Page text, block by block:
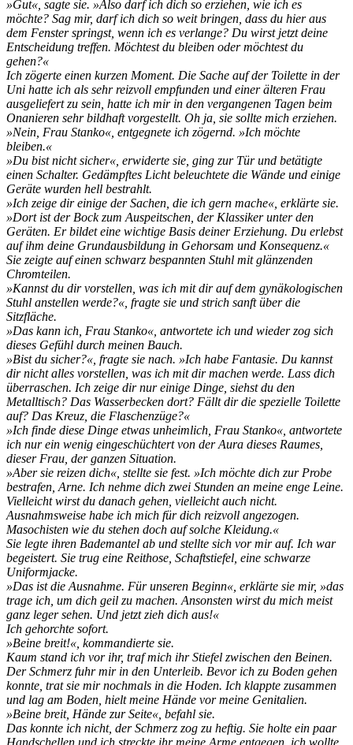
»Gut«, sagte sie. »Also darf ich dich so erziehen, wie ich es
möchte? Sag mir, darf ich dich so weit bringen, dass du hier aus
dem Fenster springst, wenn ich es verlange? Du wirst jetzt deine
Entscheidung treffen. Möchtest du bleiben oder möchtest du
gehen?«
Ich zögerte einen kurzen Moment. Die Sache auf der Toilette in der
Uni hatte ich als sehr reizvoll empfunden und einer älteren Frau
ausgeliefert zu sein, hatte ich mir in den vergangenen Tagen beim
Onanieren sehr bildhaft vorgestellt. Oh ja, sie sollte mich erziehen.
»Nein, Frau Stanko«, entgegnete ich zögernd. »Ich möchte
bleiben.«
»Du bist nicht sicher«, erwiderte sie, ging zur Tür und betätigte
einen Schalter. Gedämpftes Licht beleuchtete die Wände und einige
Geräte wurden hell bestrahlt.
»Ich zeige dir einige der Sachen, die ich gern mache«, erklärte sie.
»Dort ist der Bock zum Auspeitschen, der Klassiker unter den
Geräten. Er bildet eine wichtige Basis deiner Erziehung. Du erlebst
auf ihm deine Grundausbildung in Gehorsam und Konsequenz.«
Sie zeigte auf einen schwarz bespannten Stuhl mit glänzenden
Chromteilen.
»Kannst du dir vorstellen, was ich mit dir auf dem gynäkologischen
Stuhl anstellen werde?«, fragte sie und strich sanft über die
Sitzfläche.
»Das kann ich, Frau Stanko«, antwortete ich und wieder zog sich
dieses Gefühl durch meinen Bauch.
»Bist du sicher?«, fragte sie nach. »Ich habe Fantasie. Du kannst
dir nicht alles vorstellen, was ich mit dir machen werde. Lass dich
überraschen. Ich zeige dir nur einige Dinge, siehst du den
Metalltisch? Das Wasserbecken dort? Fällt dir die spezielle Toilette
auf? Das Kreuz, die Flaschenzüge?«
»Ich finde diese Dinge etwas unheimlich, Frau Stanko«, antwortete
ich nur ein wenig eingeschüchtert von der Aura dieses Raumes,
dieser Frau, der ganzen Situation.
»Aber sie reizen dich«, stellte sie fest. »Ich möchte dich zur Probe
bestrafen, Arne. Ich nehme dich zwei Stunden an meine enge Leine.
Vielleicht wirst du danach gehen, vielleicht auch nicht.
Ausnahmsweise habe ich mich für dich reizvoll angezogen.
Masochisten wie du stehen doch auf solche Kleidung.«
Sie legte ihren Bademantel ab und stellte sich vor mir auf. Ich war
begeistert. Sie trug eine Reithose, Schaftstiefel, eine schwarze
Uniformjacke.
»Das ist die Ausnahme. Für unseren Beginn«, erklärte sie mir, »das
trage ich, um dich geil zu machen. Ansonsten wirst du mich meist
ganz leger sehen. Und jetzt zieh dich aus!«
Ich gehorchte sofort.
»Beine breit!«, kommandierte sie.
Kaum stand ich vor ihr, traf mich ihr Stiefel zwischen den Beinen.
Der Schmerz fuhr mir in den Unterleib. Bevor ich zu Boden gehen
konnte, trat sie mir nochmals in die Hoden. Ich klappte zusammen
und lag am Boden, hielt meine Hände vor meine Genitalien.
»Beine breit, Hände zur Seite«, befahl sie.
Das konnte ich nicht, der Schmerz zog zu heftig. Sie holte ein paar